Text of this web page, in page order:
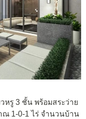
หรู 3 ชั้น พร้อมสระว่าย
ณ 1-0-1 ไร่ จำนวนบ้าน